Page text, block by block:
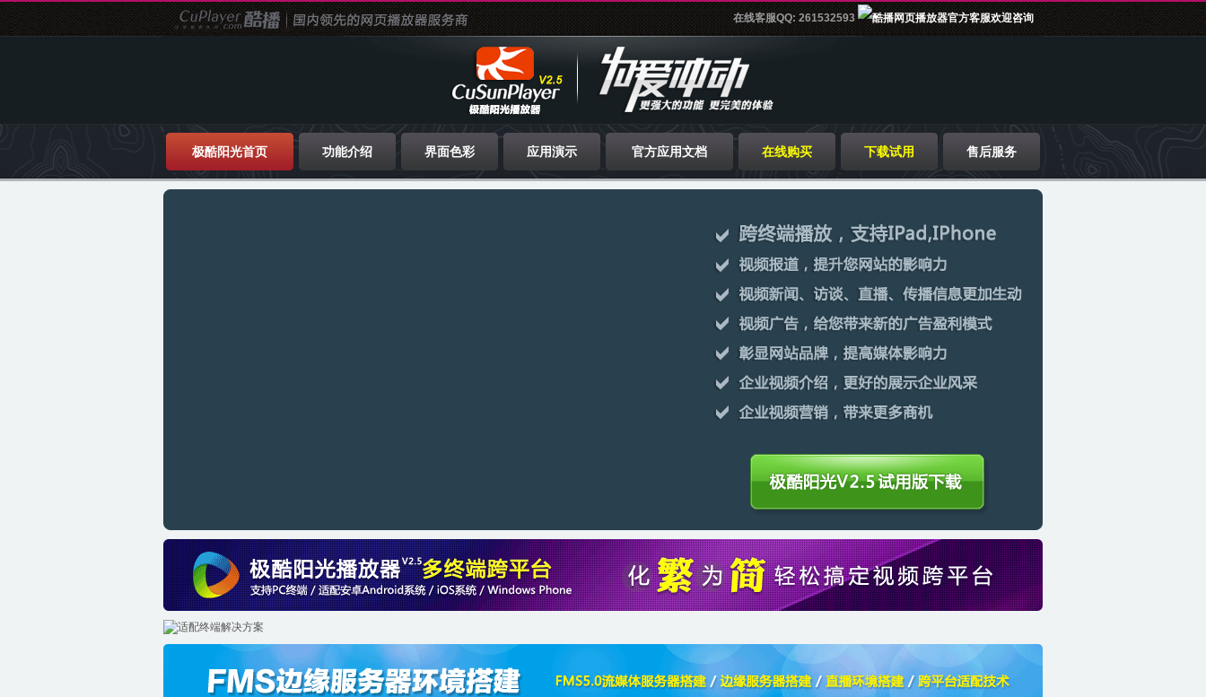
在线客服QQ: 261532593
极酷阳光首页 功能介绍 界面色彩 应用演示 官方应用文档 在线购买 下载试用 售后服务